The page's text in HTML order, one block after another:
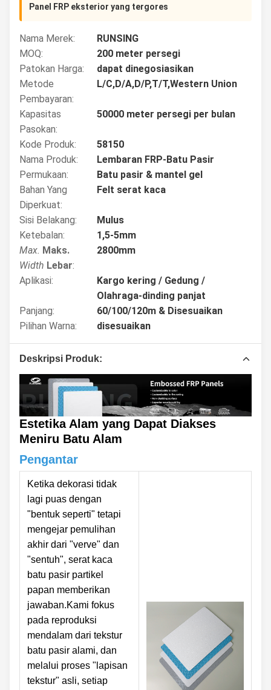
Panel FRP eksterior yang tergores
Nama Merek:
RUNSING
MOQ:
200 meter persegi
Patokan Harga:
dapat dinegosiasikan
Metode
Pembayaran:
L/C,D/A,D/P,T/T,Western Union
Kapasitas
Pasokan:
50000 meter persegi per bulan
Kode Produk:
58150
Nama Produk:
Lembaran FRP-Batu Pasir
Permukaan:
Batu pasir & mantel gel
Bahan Yang
Diperkuat:
Felt serat kaca
Sisi Belakang:
Mulus
Ketebalan:
1,5-5mm
Max. Maks.
Width Lebar:
2800mm
Aplikasi:
Kargo kering / Gedung /
Olahraga-dinding panjat
Panjang:
60/100/120m & Disesuaikan
Pilihan Warna:
disesuaikan
Deskripsi Produk:
Estetika Alam yang Dapat Diakses
Meniru Batu Alam
Pengantar
Ketika dekorasi tidak
lagi puas dengan
"bentuk seperti" tetapi
mengejar pemulihan
akhir dari "verve" dan
"sentuh", serat kaca
batu pasir partikel
papan memberikan
jawaban.Kami fokus
pada reproduksi
mendalam dari tekstur
batu pasir alami, dan
melalui proses "lapisan
tekstur" asli, setiap